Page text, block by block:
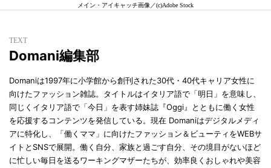
メイン・アイキャッチ画像／(c)Adobe Stock
TEXT
Domani編集部
Domaniは1997年に小学館から創刊された30代・40代キャリア女性に
向けたファッション雑誌。タイトルはイタリア語で「明日」を意味し、
同じくイタリア語で「今日」を表す姉妹誌『Oggi』とともに働く女性
を応援するコンテンツを発信している。現在 Domaniはデジタルメディ
アに特化し、「働くママ」に向けたファッション＆ビューティをWEBサ
イトとSNSで展開。働く自分、家族と過ごす自分、その境目がないほど
に忙しい毎日を送るワーキングマザーたちが、効率良くおしゃれや美容